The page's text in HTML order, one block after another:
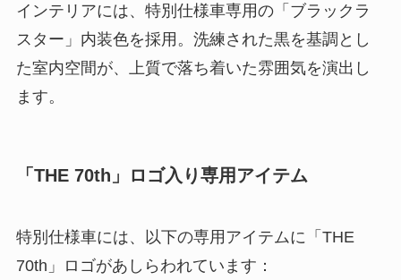
インテリアには、特別仕様車専用の「ブラックラ
スター」内装色を採用。洗練された黒を基調とし
た室内空間が、上質で落ち着いた雰囲気を演出し
ます。
「THE 70th」ロゴ入り専用アイテム
特別仕様車には、以下の専用アイテムに「THE
70th」ロゴがあしらわれています：